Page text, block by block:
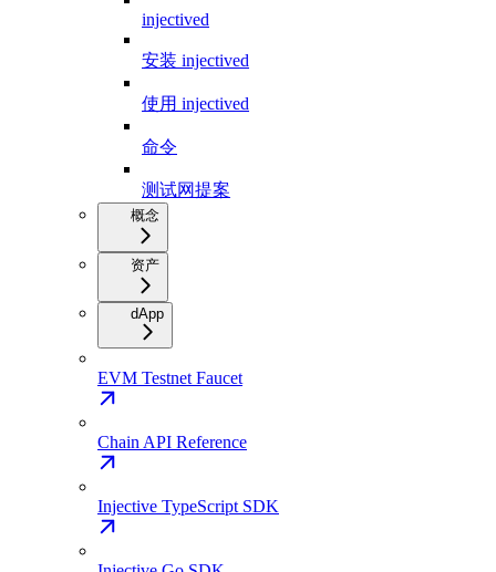
injectived
安装 injectived
使用 injectived
命令
测试网提案
概念
资产
dApp
EVM Testnet Faucet
Chain API Reference
Injective TypeScript SDK